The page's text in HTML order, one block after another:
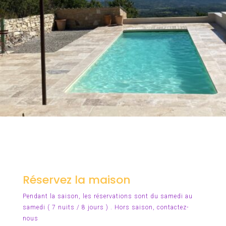
Réservez la maison
Pendant la saison, les réservations sont du samedi au
samedi ( 7 nuits / 8 jours ) . Hors saison, contactez-
nous